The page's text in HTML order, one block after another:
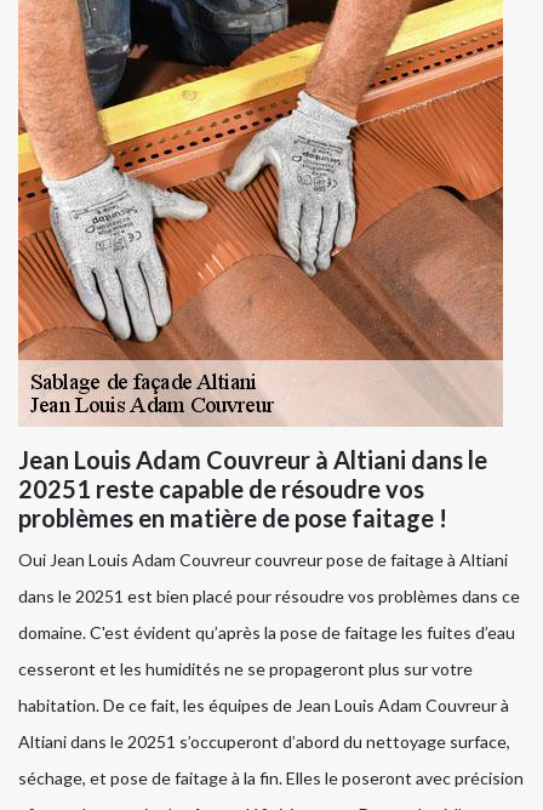
Jean Louis Adam Couvreur à Altiani dans le
20251 reste capable de résoudre vos
problèmes en matière de pose faitage !
Oui Jean Louis Adam Couvreur couvreur pose de faitage à Altiani
dans le 20251 est bien placé pour résoudre vos problèmes dans ce
domaine. C'est évident qu’après la pose de faitage les fuites d’eau
cesseront et les humidités ne se propageront plus sur votre
habitation. De ce fait, les équipes de Jean Louis Adam Couvreur à
Altiani dans le 20251 s’occuperont d’abord du nettoyage surface,
séchage, et pose de faitage à la fin. Elles le poseront avec précision